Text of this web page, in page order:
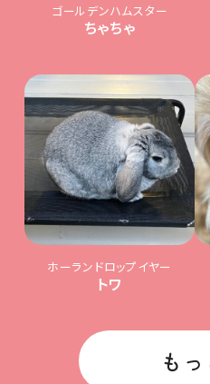
ゴールデンハムスター
ちゃちゃ
ホーランドロップイヤー
トワ
も